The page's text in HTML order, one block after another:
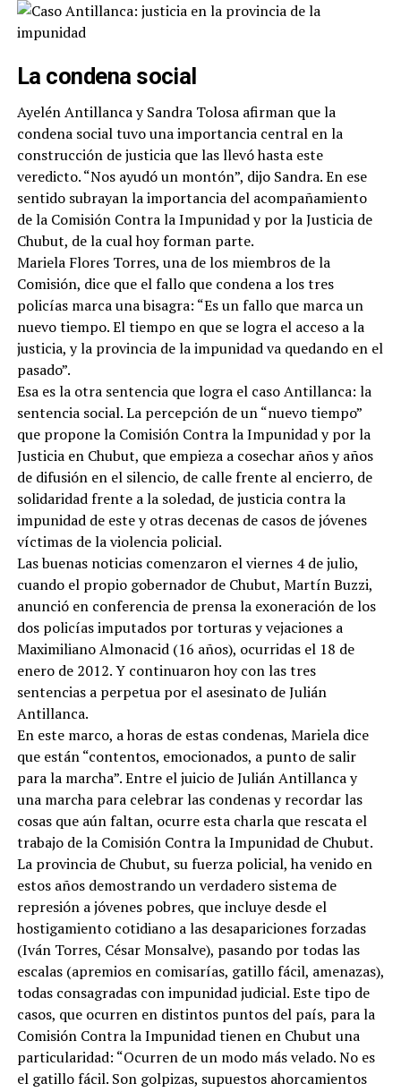
La condena social
Ayelén Antillanca y Sandra Tolosa afirman que la
condena social tuvo una importancia central en la
construcción de justicia que las llevó hasta este
veredicto. “Nos ayudó un montón”, dijo Sandra. En ese
sentido subrayan la importancia del acompañamiento
de la Comisión Contra la Impunidad y por la Justicia de
Chubut, de la cual hoy forman parte.
Mariela Flores Torres, una de los miembros de la
Comisión, dice que el fallo que condena a los tres
policías marca una bisagra: “Es un fallo que marca un
nuevo tiempo. El tiempo en que se logra el acceso a la
justicia, y la provincia de la impunidad va quedando en el
pasado”.
Esa es la otra sentencia que logra el caso Antillanca: la
sentencia social. La percepción de un “nuevo tiempo”
que propone la Comisión Contra la Impunidad y por la
Justicia en Chubut, que empieza a cosechar años y años
de difusión en el silencio, de calle frente al encierro, de
solidaridad frente a la soledad, de justicia contra la
impunidad de este y otras decenas de casos de jóvenes
víctimas de la violencia policial.
Las buenas noticias comenzaron el viernes 4 de julio,
cuando el propio gobernador de Chubut, Martín Buzzi,
anunció en conferencia de prensa la exoneración de los
dos policías imputados por torturas y vejaciones a
Maximiliano Almonacid (16 años), ocurridas el 18 de
enero de 2012. Y continuaron hoy con las tres
sentencias a perpetua por el asesinato de Julián
Antillanca.
En este marco, a horas de estas condenas, Mariela dice
que están “contentos, emocionados, a punto de salir
para la marcha”. Entre el juicio de Julián Antillanca y
una marcha para celebrar las condenas y recordar las
cosas que aún faltan, ocurre esta charla que rescata el
trabajo de la Comisión Contra la Impunidad de Chubut.
La provincia de Chubut, su fuerza policial, ha venido en
estos años demostrando un verdadero sistema de
represión a jóvenes pobres, que incluye desde el
hostigamiento cotidiano a las desapariciones forzadas
(Iván Torres, César Monsalve), pasando por todas las
escalas (apremios en comisarías, gatillo fácil, amenazas),
todas consagradas con impunidad judicial. Este tipo de
casos, que ocurren en distintos puntos del país, para la
Comisión Contra la Impunidad tienen en Chubut una
particularidad: “Ocurren de un modo más velado. No es
el gatillo fácil. Son golpizas, supuestos ahorcamientos